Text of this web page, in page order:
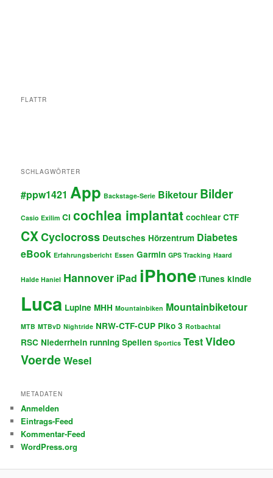
FLATTR
SCHLAGWÖRTER
#ppw1421 App Backstage-Serie Biketour Bilder
Casio Exilim CI cochlea implantat cochlear CTF
CXCyclocross Deutsches Hörzentrum Diabetes
eBook Erfahrungsbericht Essen Garmin GPS Tracking Haard
Halde Haniel Hannover iPad iPhone iTunes kindle
Luca Lupine MHH Mountainbiken Mountainbiketour
MTB MTBvD Nightride NRW-CTF-CUP Piko 3 Rotbachtal
RSC Niederrhein running Spellen Sportics TestVideo
VoerdeWesel
METADATEN
Anmelden
Eintrags-Feed
Kommentar-Feed
WordPress.org